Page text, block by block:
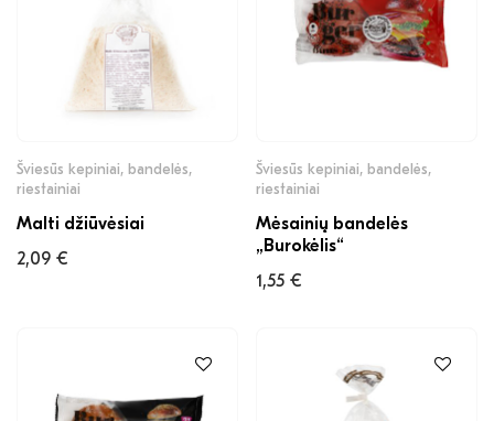
Šviesūs kepiniai, bandelės,
riestainiai
Malti džiūvėsiai
2,09 €
Šviesūs kepiniai, bandelės,
riestainiai
Mėsainių bandelės
„Burokėlis“
1,55 €